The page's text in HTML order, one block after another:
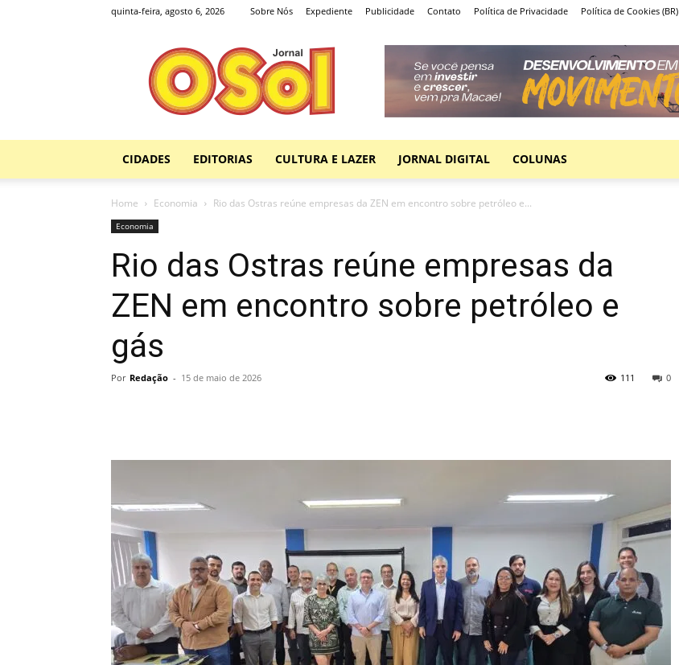
quinta-feira, agosto 6, 2026 Sobre Nós Expediente Publicidade Contato Política de Privacidade Política de Cookies (BR)
Jornal
O
Sol
CIDADES EDITORIAS CULTURA E LAZER JORNAL DIGITAL COLUNAS
Home Economia Rio das Ostras reúne empresas da ZEN em encontro sobre petróleo e...
Economia
Rio das Ostras reúne empresas da
ZEN em encontro sobre petróleo e
gás
Por Redação - 15 de maio de 2026 0
111